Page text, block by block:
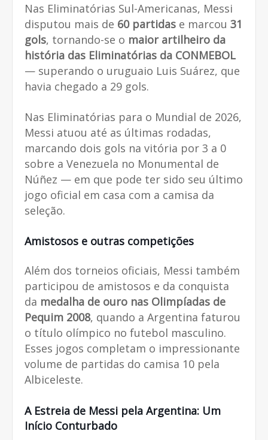
Nas Eliminatórias Sul-Americanas, Messi
disputou mais de 60 partidas e marcou 31
gols, tornando-se o maior artilheiro da
história das Eliminatórias da CONMEBOL
— superando o uruguaio Luis Suárez, que
havia chegado a 29 gols.
Nas Eliminatórias para o Mundial de 2026,
Messi atuou até as últimas rodadas,
marcando dois gols na vitória por 3 a 0
sobre a Venezuela no Monumental de
Núñez — em que pode ter sido seu último
jogo oficial em casa com a camisa da
seleção.
Amistosos e outras competições
Além dos torneios oficiais, Messi também
participou de amistosos e da conquista
da medalha de ouro nas Olimpíadas de
Pequim 2008, quando a Argentina faturou
o título olímpico no futebol masculino.
Esses jogos completam o impressionante
volume de partidas do camisa 10 pela
Albiceleste.
A Estreia de Messi pela Argentina: Um
Início Conturbado